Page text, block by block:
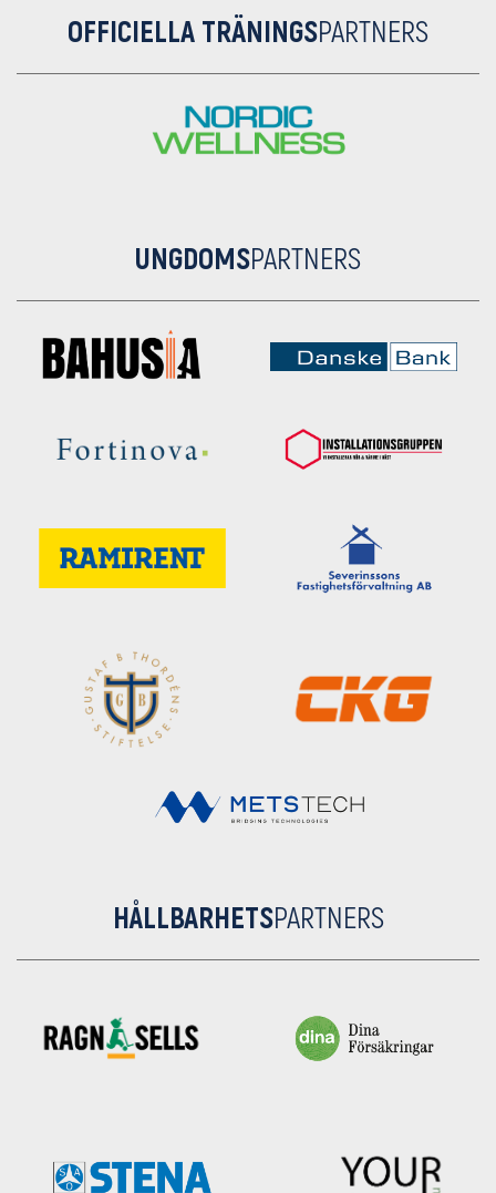
OFFICIELLA TRÄNINGSPARTNERS
UNGDOMSPARTNERS
HÅLLBARHETSPARTNERS